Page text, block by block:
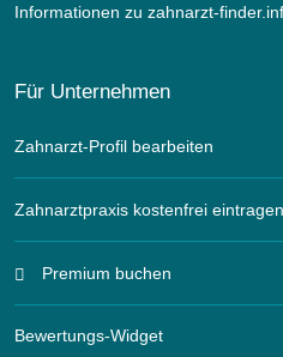
Informationen zu zahnarzt-
Für Unternehmen
Zahnarzt-Profil bearbeiten
Zahnarztpraxis kostenfrei eintragen
Premium buchen
Bewertungs-Widget